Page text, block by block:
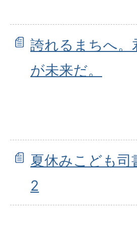
誇れるまちへ。
が未来だ。
夏休みこども司
2